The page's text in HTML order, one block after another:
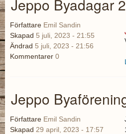
Jeppo Byadagar
Författare Emil Sandin
Skapad 5 juli, 2023 - 21:55
Ändrad 5 juli, 2023 - 21:56
Kommentarer 0
Jeppo
Författare Emil Sandin
Skapad 29 april, 2023 - 17:57